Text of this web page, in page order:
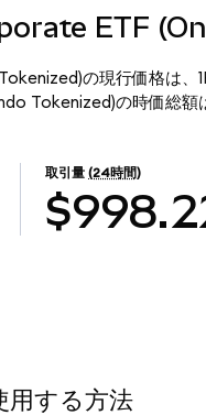
ETF
の現行価格は、
Tokenized)の時価総額
取引量 (24時間)
する方法